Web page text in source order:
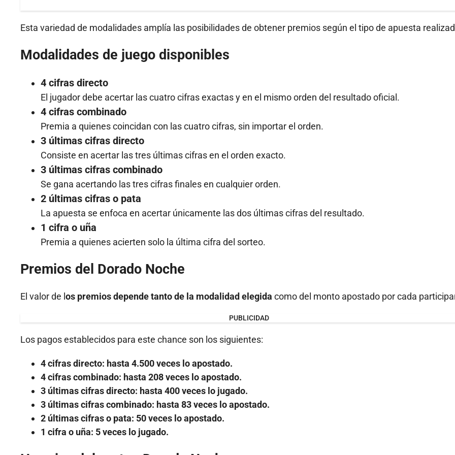
Esta variedad de modalidades amplía las posibilidades de obtener premios según el tipo de apuesta
Modalidades de juego disponibles
4 cifras directo
El jugador debe acertar las cuatro cifras exactas y en el mismo orden del resultado oficial.
4 cifras combinado
Premia a quienes coincidan con las cuatro cifras, sin importar el orden.
3 últimas cifras directo
Consiste en acertar las tres últimas cifras en el orden exacto.
3 últimas cifras combinado
Se gana acertando las tres cifras finales en cualquier orden.
2 últimas cifras o pata
La apuesta se enfoca en acertar únicamente las dos últimas cifras del resultado.
1 cifra o uña
Premia a quienes acierten solo la última cifra del sorteo.
Premios del Dorado Noche
El valor de l os premios depende tanto de la modalidad elegida como del monto apostado por cada
PUBLICIDAD
Los pagos establecidos para este chance son los siguientes:
4 cifras directo: hasta 4.500 veces lo apostado.
4 cifras combinado: hasta 208 veces lo apostado.
3 últimas cifras directo: hasta 400 veces lo jugado.
3 últimas cifras combinado: hasta 83 veces lo apostado.
2 últimas cifras o pata: 50 veces lo apostado.
1 cifra o uña: 5 veces lo jugado.